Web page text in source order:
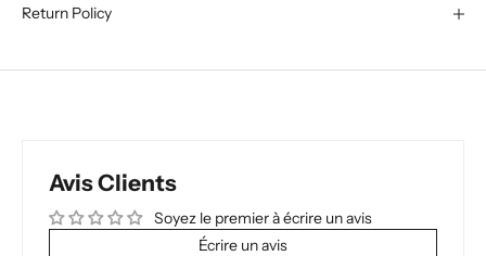
Return Policy
Avis Clients
Soyez le premier à écrire un avis
Écrire un avis